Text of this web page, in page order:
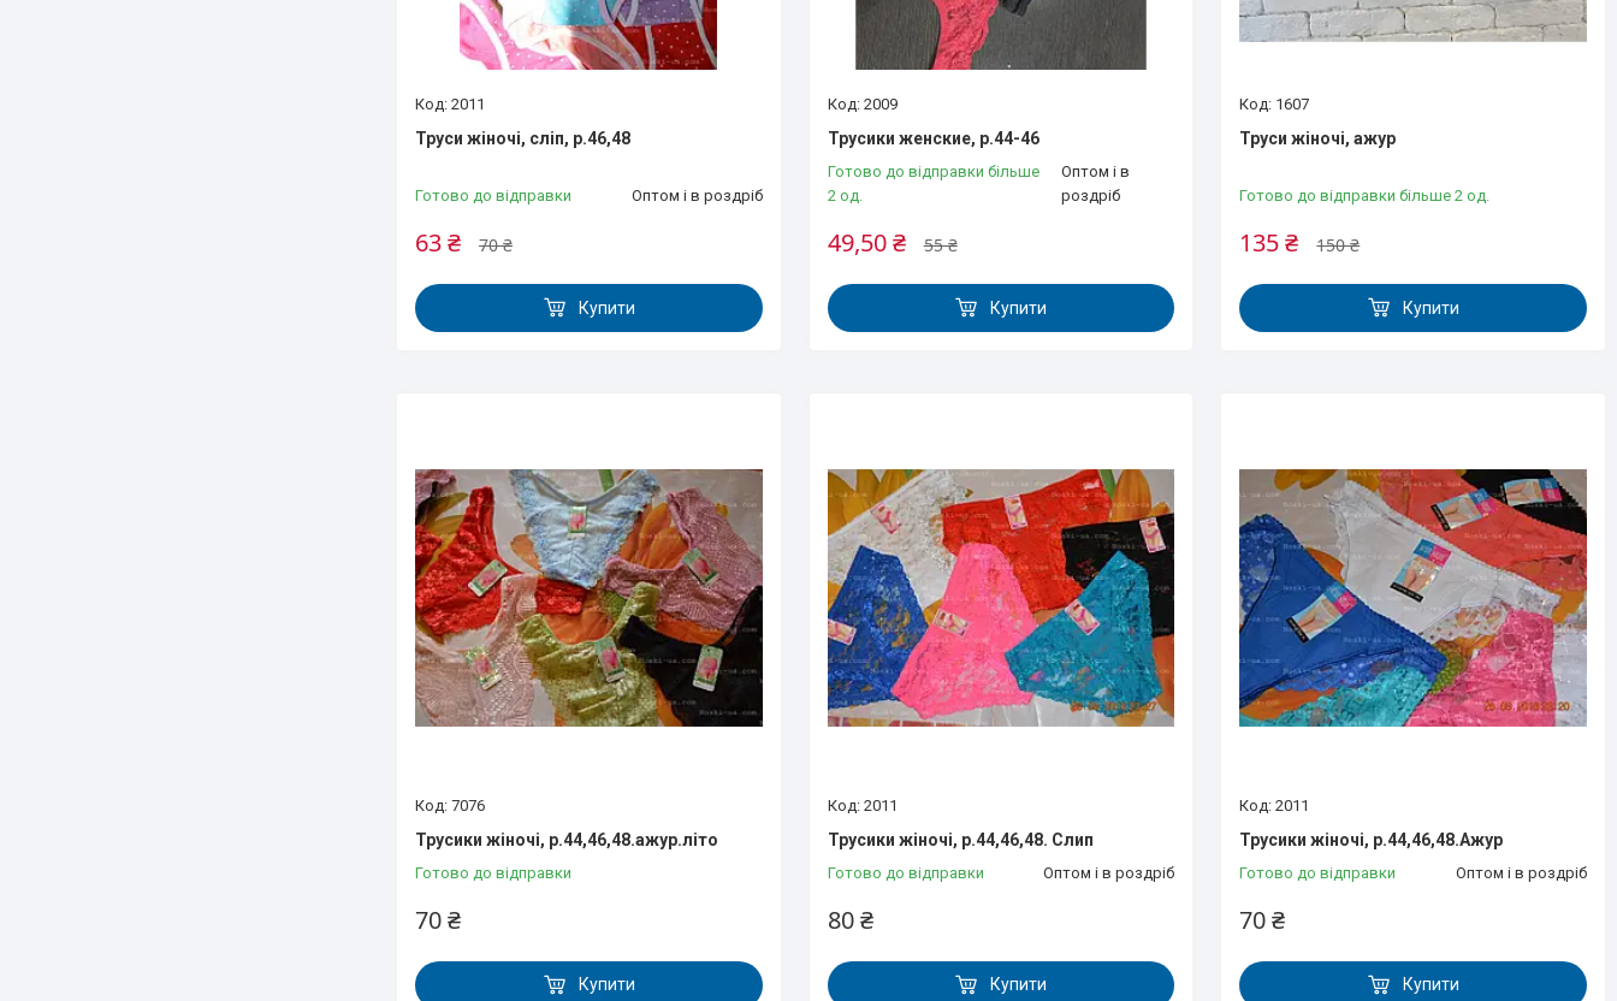
2011
Труси жіночі, сліп, р.46,48
Готово до відправки Оптом і в роздріб
70 ₴
63 ₴
Купити
2009
Трусики женские, р.44-46
Готово до відправки більше
2 од.
Оптом і в
роздріб
55 ₴
49,50 ₴
Купити
1607
Труси жіночі, ажур
Готово до відправки більше 2 од.
150 ₴
135 ₴
Купити
7076
Трусики жіночі, р.44,46,48.ажур.літо
Готово до відправки
70 ₴
Купити
2011
Трусики жіночі, р.44,46,48. Слип
Готово до відправки Оптом і в роздріб
80 ₴
Купити
2011
Трусики жіночі, р.44,46,48.Ажур
Готово до відправки Оптом і в роздріб
70 ₴
Купити